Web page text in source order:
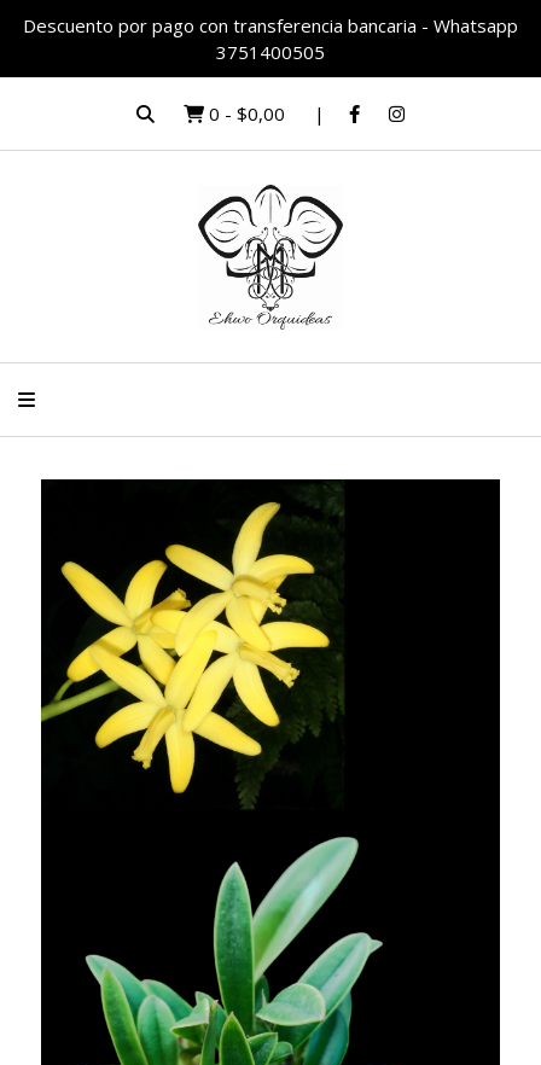
Descuento por pago con transferencia bancaria - Whatsapp
3751400505
0 - $0,00